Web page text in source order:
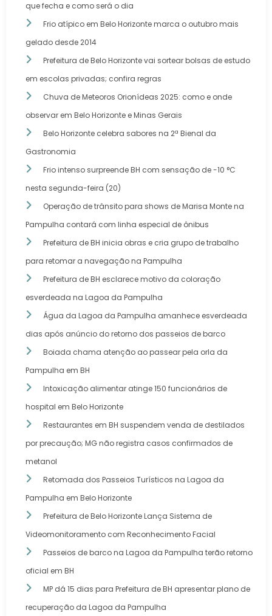
que fecha e como será o dia
Frio atípico em Belo Horizonte marca o outubro mais
gelado desde 2014
Prefeitura de Belo Horizonte vai sortear bolsas de estudo
em escolas privadas; confira regras
Chuva de Meteoros Orionídeas 2025: como e onde
observar em Belo Horizonte e Minas Gerais
Belo Horizonte celebra sabores na 2ª Bienal da
Gastronomia
Frio intenso surpreende BH com sensação de -10 °C
nesta segunda-feira (20)
Operação de trânsito para shows de Marisa Monte na
Pampulha contará com linha especial de ônibus
Prefeitura de BH inicia obras e cria grupo de trabalho
para retomar a navegação na Pampulha
Prefeitura de BH esclarece motivo da coloração
esverdeada na Lagoa da Pampulha
Água da Lagoa da Pampulha amanhece esverdeada
dias após anúncio do retorno dos passeios de barco
Boiada chama atenção ao passear pela orla da
Pampulha em BH
Intoxicação alimentar atinge 150 funcionários de
hospital em Belo Horizonte
Restaurantes em BH suspendem venda de destilados
por precaução; MG não registra casos confirmados de
metanol
Retomada dos Passeios Turísticos na Lagoa da
Pampulha em Belo Horizonte
Prefeitura de Belo Horizonte Lança Sistema de
Videomonitoramento com Reconhecimento Facial
Passeios de barco na Lagoa da Pampulha terão retorno
oficial em BH
MP dá 15 dias para Prefeitura de BH apresentar plano de
recuperação da Lagoa da Pampulha